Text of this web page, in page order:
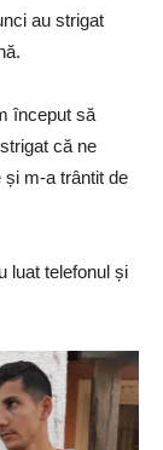
au strigat
început să
că ne
m-a trântit de
luat telefonul și